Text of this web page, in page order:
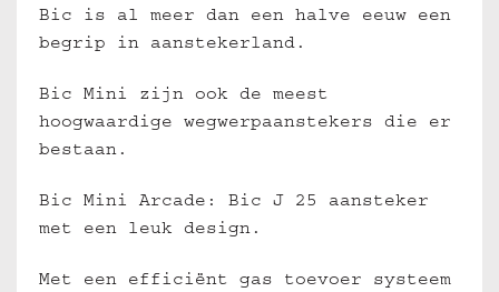
Bic is al meer dan een halve eeuw een
begrip in aanstekerland.
Bic Mini zijn ook de meest
hoogwaardige wegwerpaanstekers die er
bestaan.
Bic Mini Arcade: Bic J 25 aansteker
met een leuk design.
Met een efficiënt gas toevoer systeem